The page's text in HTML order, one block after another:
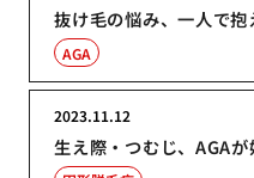
抜け毛の悩み、一人で
AGA
生え際・つむじ、AGA
2023.11.12